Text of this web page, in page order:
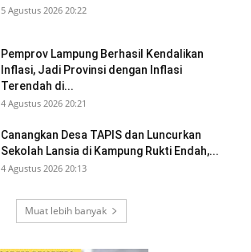
5 Agustus 2026 20:22
Pemprov Lampung Berhasil Kendalikan
Inflasi, Jadi Provinsi dengan Inflasi
Terendah di...
4 Agustus 2026 20:21
Canangkan Desa TAPIS dan Luncurkan
Sekolah Lansia di Kampung Rukti Endah,...
4 Agustus 2026 20:13
Muat lebih banyak